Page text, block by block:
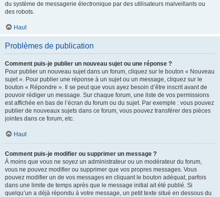
du système de messagerie électronique par des utilisateurs malveillants ou
des robots.
Haut
Problèmes de publication
Comment puis-je publier un nouveau sujet ou une réponse ?
Pour publier un nouveau sujet dans un forum, cliquez sur le bouton « Nouveau
sujet ». Pour publier une réponse à un sujet ou un message, cliquez sur le
bouton « Répondre ». Il se peut que vous ayez besoin d’être inscrit avant de
pouvoir rédiger un message. Sur chaque forum, une liste de vos permissions
est affichée en bas de l’écran du forum ou du sujet. Par exemple : vous pouvez
publier de nouveaux sujets dans ce forum, vous pouvez transférer des pièces
jointes dans ce forum, etc.
Haut
Comment puis-je modifier ou supprimer un message ?
À moins que vous ne soyez un administrateur ou un modérateur du forum,
vous ne pouvez modifier ou supprimer que vos propres messages. Vous
pouvez modifier un de vos messages en cliquant le bouton adéquat, parfois
dans une limite de temps après que le message initial ait été publié. Si
quelqu’un a déjà répondu à votre message, un petit texte situé en dessous du